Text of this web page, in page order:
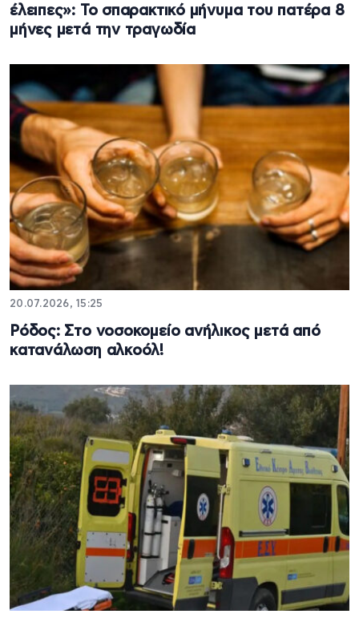
έλειπες»: Το σπαρακτικό μήνυμα του πατέρα 8
μήνες μετά την τραγωδία
20.07.2026, 15:25
Ρόδος: Στο νοσοκομείο ανήλικος μετά από
κατανάλωση αλκοόλ!